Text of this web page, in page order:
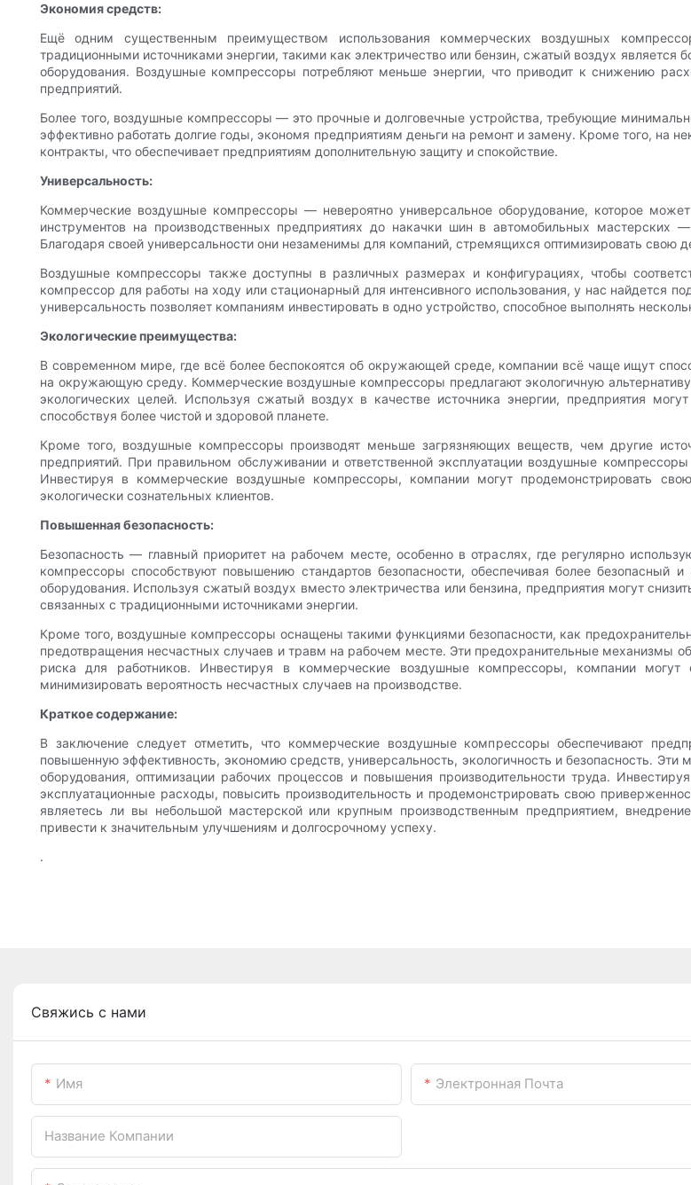
Экономия средств:
Ещё одним существенным преимуществом использования коммерческих воздушных
традиционными источниками энергии, такими как электричество или бензин, сжатый воздух
оборудования. Воздушные компрессоры потребляют меньше энергии, что приводит к снижению
предприятий.
Более того, воздушные компрессоры — это прочные и долговечные устройства, требующие
эффективно работать долгие годы, экономя предприятиям деньги на ремонт и замену. Кроме того, на
контракты, что обеспечивает предприятиям дополнительную защиту и спокойствие.
Универсальность:
Коммерческие воздушные компрессоры — невероятно универсальное оборудование, которое
инструментов на производственных предприятиях до накачки шин в автомобильных
Благодаря своей универсальности они незаменимы для компаний, стремящихся оптимизировать свою
Воздушные компрессоры также доступны в различных размерах и конфигурациях, чтобы
компрессор для работы на ходу или стационарный для интенсивного использования, у нас найдется
универсальность позволяет компаниям инвестировать в одно устройство, способное выполнять
Экологические преимущества:
В современном мире, где всё более беспокоятся об окружающей среде, компании всё чаще ищут
на окружающую среду. Коммерческие воздушные компрессоры предлагают экологичную
экологических целей. Используя сжатый воздух в качестве источника энергии, предприятия
способствуя более чистой и здоровой планете.
Кроме того, воздушные компрессоры производят меньше загрязняющих веществ, чем другие
предприятий. При правильном обслуживании и ответственной эксплуатации воздушные
Инвестируя в коммерческие воздушные компрессоры, компании могут продемонстрировать
экологически сознательных клиентов.
Повышенная безопасность:
Безопасность — главный приоритет на рабочем месте, особенно в отраслях, где регулярно
компрессоры способствуют повышению стандартов безопасности, обеспечивая более безопасный
оборудования. Используя сжатый воздух вместо электричества или бензина, предприятия могут
связанных с традиционными источниками энергии.
Кроме того, воздушные компрессоры оснащены такими функциями безопасности, как
предотвращения несчастных случаев и травм на рабочем месте. Эти предохранительные механизмы
риска для работников. Инвестируя в коммерческие воздушные компрессоры, компании
минимизировать вероятность несчастных случаев на производстве.
Краткое содержание:
В заключение следует отметить, что коммерческие воздушные компрессоры обеспечивают
повышенную эффективность, экономию средств, универсальность, экологичность и безопасность.
оборудования, оптимизации рабочих процессов и повышения производительности труда.
эксплуатационные расходы, повысить производительность и продемонстрировать свою
являетесь ли вы небольшой мастерской или крупным производственным предприятием,
привести к значительным улучшениям и долгосрочному успеху.
.
Свяжись с нами
Имя Электронная Почта
Название Компании